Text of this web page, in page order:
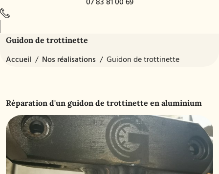
Guidon de trottinette
Accueil Nos réalisations Guidon de trottinette
Réparation d'un guidon de trottinette en aluminium